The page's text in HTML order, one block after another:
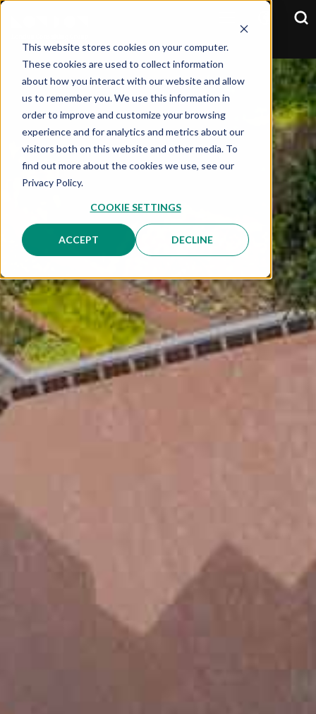
This website stores cookies on your computer.
These cookies are used to collect information
about how you interact with our website and allow
us to remember you. We use this information in
order to improve and customize your browsing
experience and for analytics and metrics about our
visitors both on this website and other media. To
find out more about the cookies we use, see our
Privacy Policy.
COOKIE SETTINGS
ACCEPT DECLINE